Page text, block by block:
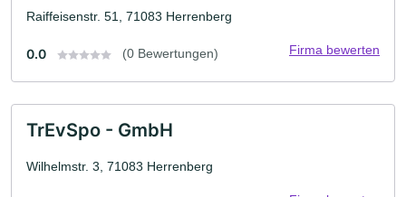
Raiffeisenstr. 51, 71083 Herrenberg
0.0 (0 Bewertungen) Firma bewerten
TrEvSpo - GmbH
Wilhelmstr. 3, 71083 Herrenberg